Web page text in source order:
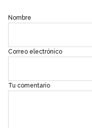
Nombre
Correo electrónico
Tu comentario